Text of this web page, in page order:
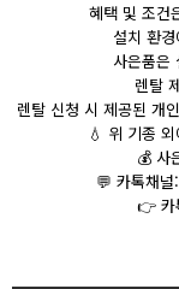
혜택 및 조건
설치 환
사은품은
렌탈
렌탈 신청 시 제공된 개
💧 위 기종
💰사
💬 카톡채널:
👉